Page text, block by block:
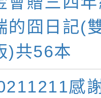
的囧日記(
)共56本
感